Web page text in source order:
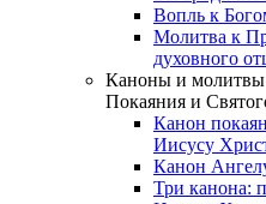
Вопль к
Молитва к
духовного
Каноны и молитвы
Покаяния и
Канон
Иисусу
Канон
Три канона: